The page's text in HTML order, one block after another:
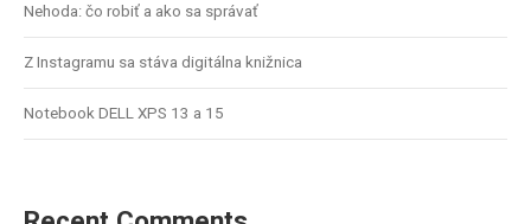
Nehoda: čo robiť a ako sa správať
Z Instagramu sa stáva digitálna knižnica
Notebook DELL XPS 13 a 15